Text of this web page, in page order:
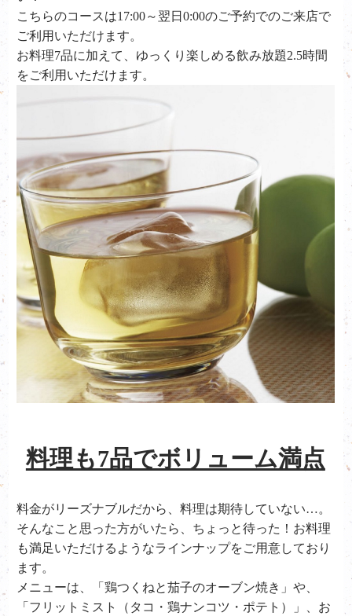
こちらのコースは17:00～翌日0:00のご予約でのご来店で
ご利用いただけます。
お料理7品に加えて、ゆっくり楽しめる飲み放題2.5時間
をご利用いただけます。
料理も7品でボリューム満点
料金がリーズナブルだから、料理は期待していない…。
そんなこと思った方がいたら、ちょっと待った！お料理
も満足いただけるようなラインナップをご用意しており
ます。
メニューは、「鶏つくねと茄子のオーブン焼き」や、
「フリットミスト（タコ・鶏ナンコツ・ポテト）」、お